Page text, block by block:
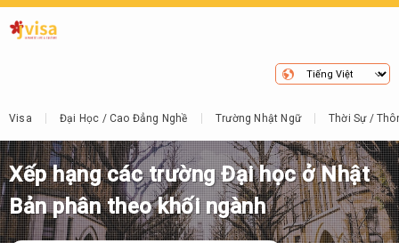
Visa Đại Học / Cao Đẳng Nghề Trường Nhật Ngữ Thời Sự /
Xếp hạng các trường Đại học ở Nhật
Bản phân theo khối ngành